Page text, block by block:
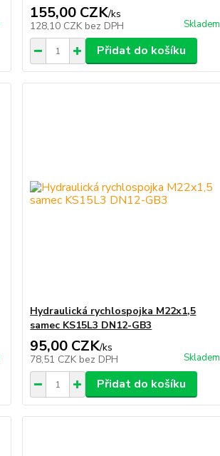
155,00 CZK/ks
128,10 CZK bez DPH Skladem
Přidat do košíku
Hydraulická rychlospojka M22x1,5
samec KS15L3 DN12-GB3
95,00 CZK/ks
78,51 CZK bez DPH Skladem
Přidat do košíku